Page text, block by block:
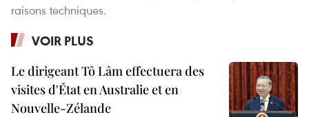
raisons techniques.
VOIR PLUS
Le dirigeant Tô Lâm effectuera des
visites d'État en Australie et en
Nouvelle-Zélande